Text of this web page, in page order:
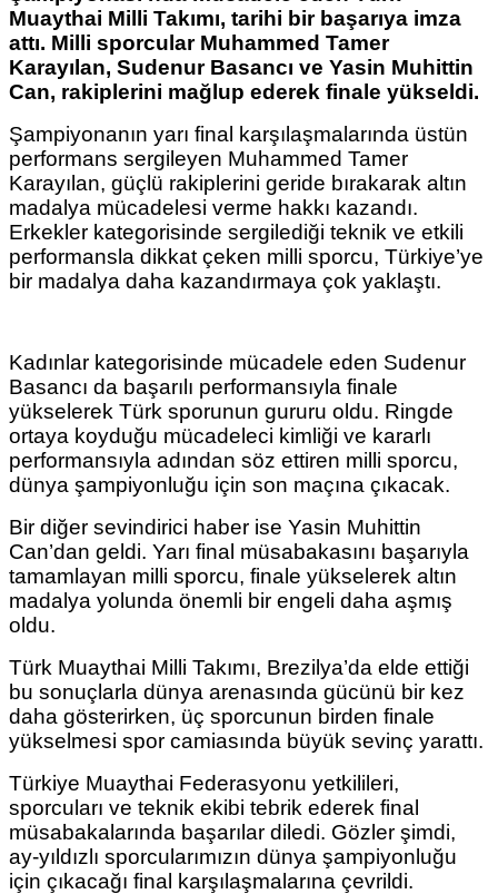
Muaythai Milli Takımı, tarihi bir başarıya imza
attı. Milli sporcular Muhammed Tamer
Karayılan, Sudenur Basancı ve Yasin Muhittin
Can, rakiplerini mağlup ederek finale yükseldi.
Şampiyonanın yarı final karşılaşmalarında üstün
performans sergileyen Muhammed Tamer
Karayılan, güçlü rakiplerini geride bırakarak altın
madalya mücadelesi verme hakkı kazandı.
Erkekler kategorisinde sergilediği teknik ve etkili
performansla dikkat çeken milli sporcu, Türkiye’ye
bir madalya daha kazandırmaya çok yaklaştı.
Kadınlar kategorisinde mücadele eden Sudenur
Basancı da başarılı performansıyla finale
yükselerek Türk sporunun gururu oldu. Ringde
ortaya koyduğu mücadeleci kimliği ve kararlı
performansıyla adından söz ettiren milli sporcu,
dünya şampiyonluğu için son maçına çıkacak.
Bir diğer sevindirici haber ise Yasin Muhittin
Can’dan geldi. Yarı final müsabakasını başarıyla
tamamlayan milli sporcu, finale yükselerek altın
madalya yolunda önemli bir engeli daha aşmış
oldu.
Türk Muaythai Milli Takımı, Brezilya’da elde ettiği
bu sonuçlarla dünya arenasında gücünü bir kez
daha gösterirken, üç sporcunun birden finale
yükselmesi spor camiasında büyük sevinç yarattı.
Türkiye Muaythai Federasyonu yetkilileri,
sporcuları ve teknik ekibi tebrik ederek final
müsabakalarında başarılar diledi. Gözler şimdi,
ay-yıldızlı sporcularımızın dünya şampiyonluğu
için çıkacağı final karşılaşmalarına çevrildi.